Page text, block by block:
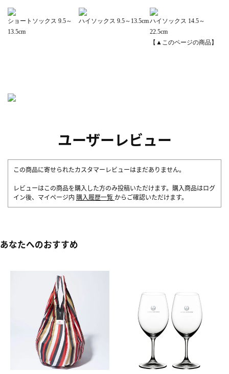
ショートソックス 9.5～
13.5cm
ハイソックス 9.5～13.5cmハイソックス 14.5～
22.5cm
【▲このページの商品】
ユーザーレビュー
この商品に寄せられたカスタマーレビューはまだありません。
レビューはこの商品を購入した方のみ投稿いただけます。購入商品はログ
イン後、マイページ内 購入履歴一覧 からご確認いただけます。
あなたへのおすすめ